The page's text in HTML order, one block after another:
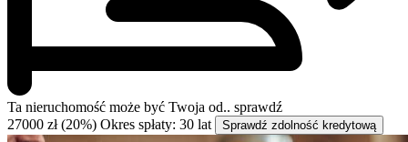
Ta nieruchomość może być Twoja od.. sprawdź
27000 zł (20%) Okres spłaty: 30 lat Sprawdź zdolność kredytową